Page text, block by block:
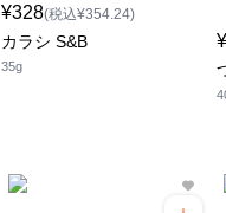
¥328(税込¥354.24)
カラシ S&B
35g